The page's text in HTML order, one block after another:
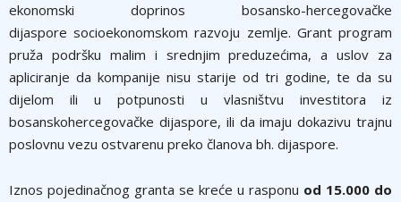
ekonomski doprinos bosansko-hercegovačke
dijaspore socioekonomskom razvoju zemlje. Grant program
pruža podršku malim i srednjim preduzećima, a uslov za
apliciranje da kompanije nisu starije od tri godine, te da su
dijelom ili u potpunosti u vlasništvu investitora iz
bosanskohercegovačke dijaspore, ili da imaju dokazivu trajnu
poslovnu vezu ostvarenu preko članova bh. dijaspore.
Iznos pojedinačnog granta se kreće u rasponu od 15.000 do